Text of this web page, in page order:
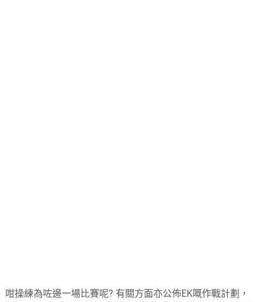
咁操練為咗邊一場比賽呢? 有關方面亦公佈EK嘅作戰計劃，